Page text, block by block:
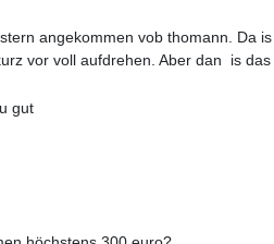
angekommen vob thomann. Da
vor voll aufdrehen. Aber dan is
gut